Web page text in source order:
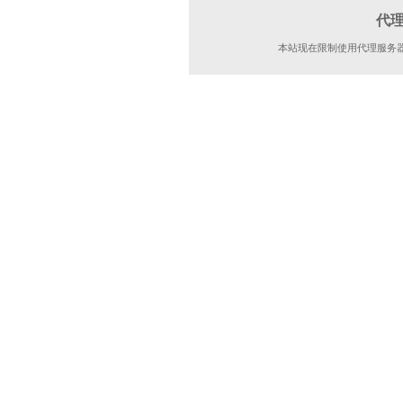
代
本站现在限制使用代理服务